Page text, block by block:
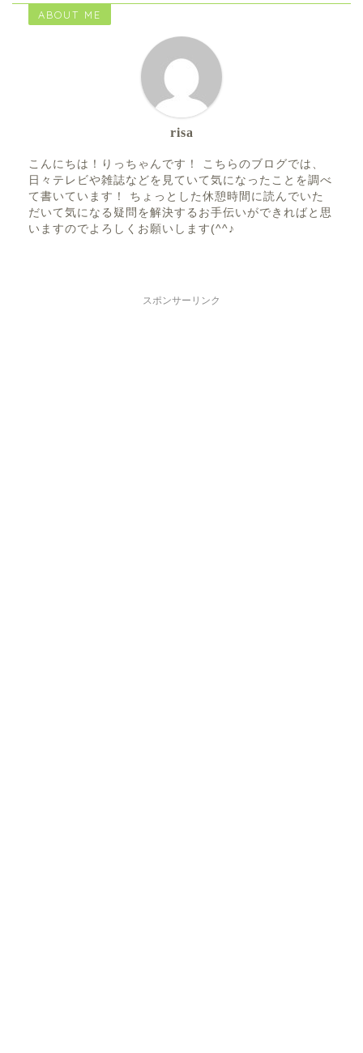
ABOUT ME
risa
こんにちは！りっちゃんです！ こちらのブログでは、
日々テレビや雑誌などを見ていて気になったことを調べ
て書いています！ ちょっとした休憩時間に読んでいた
だいて気になる疑問を解決するお手伝いができればと思
いますのでよろしくお願いします(^^♪
スポンサーリンク